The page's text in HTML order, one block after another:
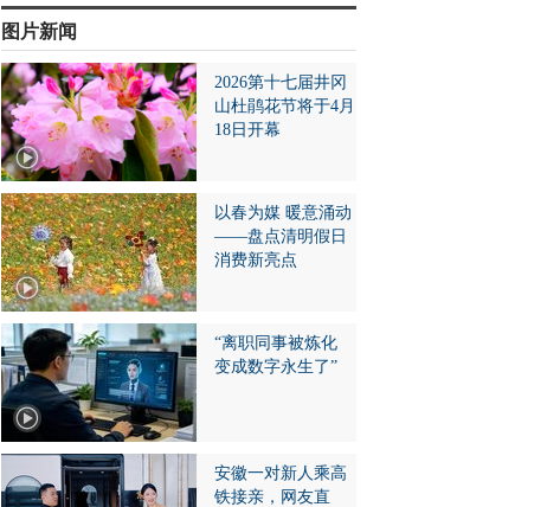
图片新闻
2026第十七届井冈
山杜鹃花节将于4月
18日开幕
以春为媒 暖意涌动
——盘点清明假日
消费新亮点
“离职同事被炼化
变成数字永生了”
安徽一对新人乘高
铁接亲，网友直